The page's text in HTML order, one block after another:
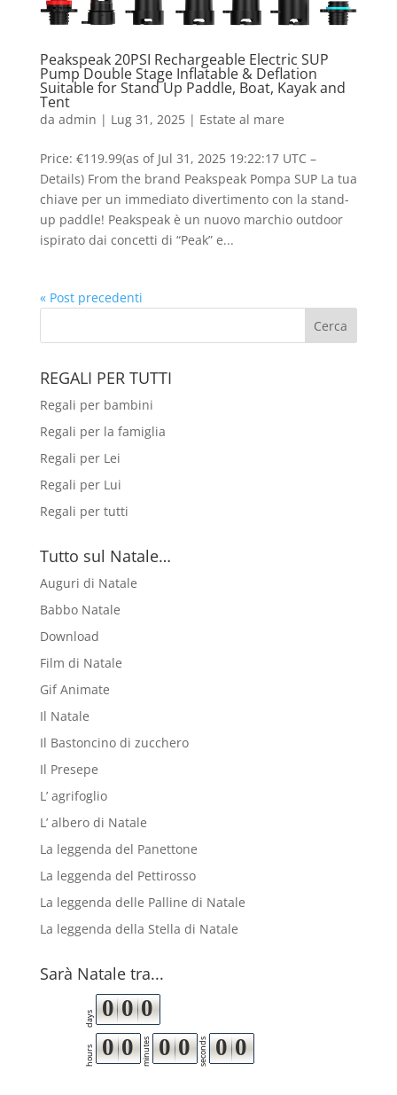
Peakspeak 20PSI Rechargeable Electric SUP
Pump Double Stage Inflatable & Deflation
Suitable for Stand Up Paddle, Boat, Kayak and
Tent
da admin | Lug 31, 2025| Estate al mare
Price: €119.99(as of Jul 31, 2025 19:22:17 UTC –
Details) From the brand Peakspeak Pompa SUP La tua
chiave per un immediato divertimento con la stand-
up paddle! Peakspeak è un nuovo marchio outdoor
ispirato dai concetti di “Peak” e...
« Post precedenti
REGALI PER TUTTI
Regali per bambini
Regali per la famiglia
Regali per Lei
Regali per Lui
Regali per tutti
Tutto sul Natale…
Auguri di Natale
Babbo Natale
Download
Film di Natale
Gif Animate
Il Natale
Il Bastoncino di zucchero
Il Presepe
L’ agrifoglio
L’ albero di Natale
La leggenda del Panettone
La leggenda del Pettirosso
La leggenda delle Palline di Natale
La leggenda della Stella di Natale
Sarà Natale tra...
days 0 0 0
hours 0 0 minutes 0 0 seconds 0 0